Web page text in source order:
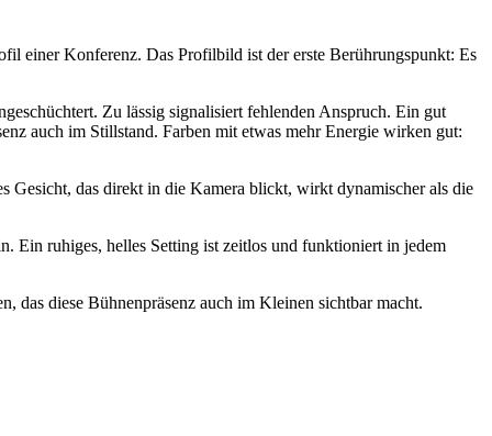
einer Konferenz. Das Profilbild ist der erste Berührungspunkt: Es
Zu lässig signalisiert fehlenden Anspruch. Ein gut
auch im Stillstand. Farben mit etwas mehr Energie wirken gut:
Gesicht, das direkt in die Kamera blickt, wirkt dynamischer als die
Ein ruhiges, helles Setting ist zeitlos und funktioniert in jedem
das diese Bühnenpräsenz auch im Kleinen sichtbar macht.